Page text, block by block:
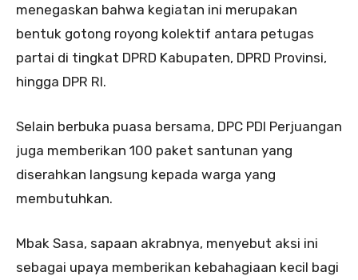
menegaskan bahwa kegiatan ini merupakan
bentuk gotong royong kolektif antara petugas
partai di tingkat DPRD Kabupaten, DPRD Provinsi,
hingga DPR RI.
Selain berbuka puasa bersama, DPC PDI Perjuangan
juga memberikan 100 paket santunan yang
diserahkan langsung kepada warga yang
membutuhkan.
Mbak Sasa, sapaan akrabnya, menyebut aksi ini
sebagai upaya memberikan kebahagiaan kecil bagi